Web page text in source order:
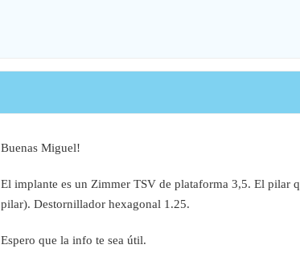
Buenas Miguel!
El implante es un Zimmer TSV de plataforma 3,5. El
pilar). Destornillador hexagonal 1.25.
Espero que la info te sea útil.